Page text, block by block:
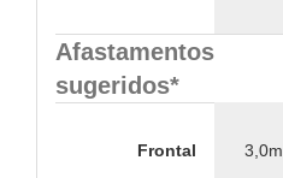
Afastamentos
sugeridos*
Frontal 3,0m